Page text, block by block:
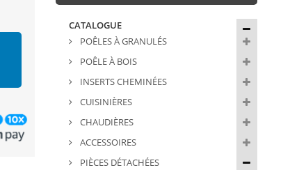
CATALOGUE
POÊLES À GRANULÉS
POÊLE À BOIS
INSERTS CHEMINÉES
CUISINIÈRES
CHAUDIÈRES
ACCESSOIRES
PIÈCES DÉTACHÉES